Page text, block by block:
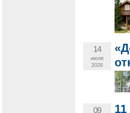
14
июля
2026
09